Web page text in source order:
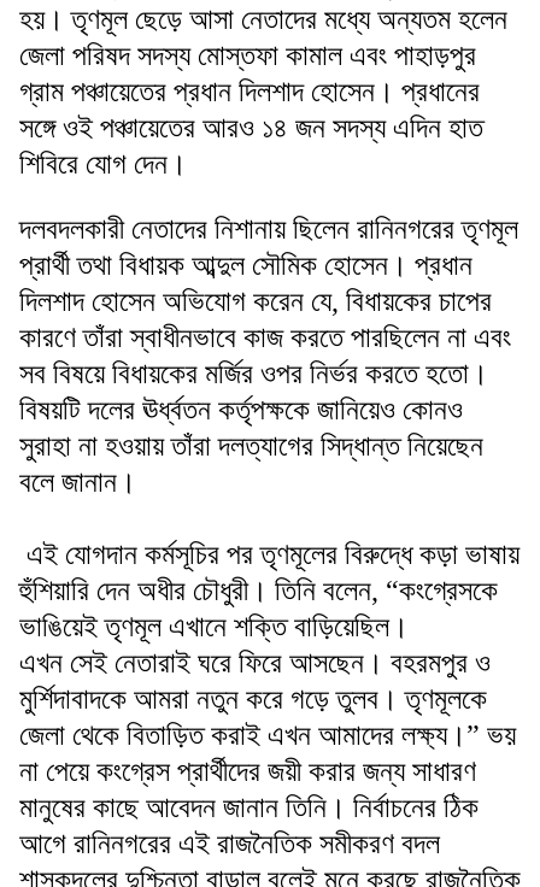
হয়। তৃণমূল ছেড়ে আসা নেতাদের মধ্যে অন্যতম হলেন
জেলা পরিষদ সদস্য মোস্তফা কামাল এবং পাহাড়পুর
গ্রাম পঞ্চায়েতের প্রধান দিলশাদ হোসেন। প্রধানের
সঙ্গে ওই পঞ্চায়েতের আরও ১৪ জন সদস্য এদিন হাত
শিবিরে যোগ দেন।
দলবদলকারী নেতাদের নিশানায় ছিলেন রানিনগরের তৃণমূল
প্রার্থী তথা বিধায়ক আব্দুল সৌমিক হোসেন। প্রধান
দিলশাদ হোসেন অভিযোগ করেন যে, বিধায়কের চাপের
কারণে তাঁরা স্বাধীনভাবে কাজ করতে পারছিলেন না এবং
সব বিষয়ে বিধায়কের মর্জির ওপর নির্ভর করতে হতো।
বিষয়টি দলের ঊর্ধ্বতন কর্তৃপক্ষকে জানিয়েও কোনও
সুরাহা না হওয়ায় তাঁরা দলত্যাগের সিদ্ধান্ত নিয়েছেন
বলে জানান।
এই যোগদান কর্মসূচির পর তৃণমূলের বিরুদ্ধে কড়া ভাষায়
হুঁশিয়ারি দেন অধীর চৌধুরী। তিনি বলেন, “কংগ্রেসকে
ভাঙিয়েই তৃণমূল এখানে শক্তি বাড়িয়েছিল।
এখন সেই নেতারাই ঘরে ফিরে আসছেন। বহরমপুর ও
মুর্শিদাবাদকে আমরা নতুন করে গড়ে তুলব। তৃণমূলকে
জেলা থেকে বিতাড়িত করাই এখন আমাদের লক্ষ্য।” ভয়
না পেয়ে কংগ্রেস প্রার্থীদের জয়ী করার জন্য সাধারণ
মানুষের কাছে আবেদন জানান তিনি। নির্বাচনের ঠিক
আগে রানিনগরের এই রাজনৈতিক সমীকরণ বদল
শাসকদলের দুশ্চিন্তা বাড়াল বলেই মনে করছে রাজনৈতিক